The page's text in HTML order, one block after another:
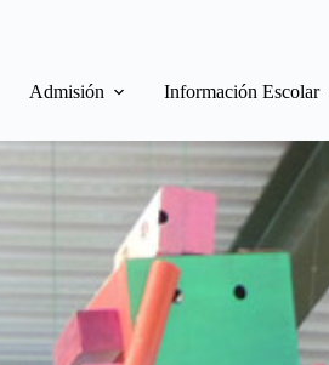
Admisión Información Escolar